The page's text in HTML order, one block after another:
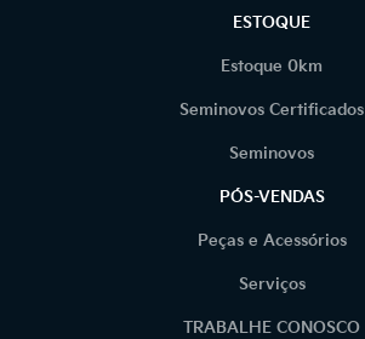
ESTOQUE
Estoque 0km
Seminovos Certificados
Seminovos
PÓS-VENDAS
Peças e Acessórios
Serviços
TRABALHE CONOSCO